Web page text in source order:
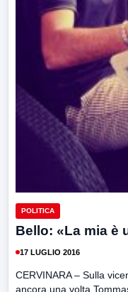
POLITICA
Bello: «La mia è
17 LUGLIO 2016
CERVINARA – Sulla
ancora una volta